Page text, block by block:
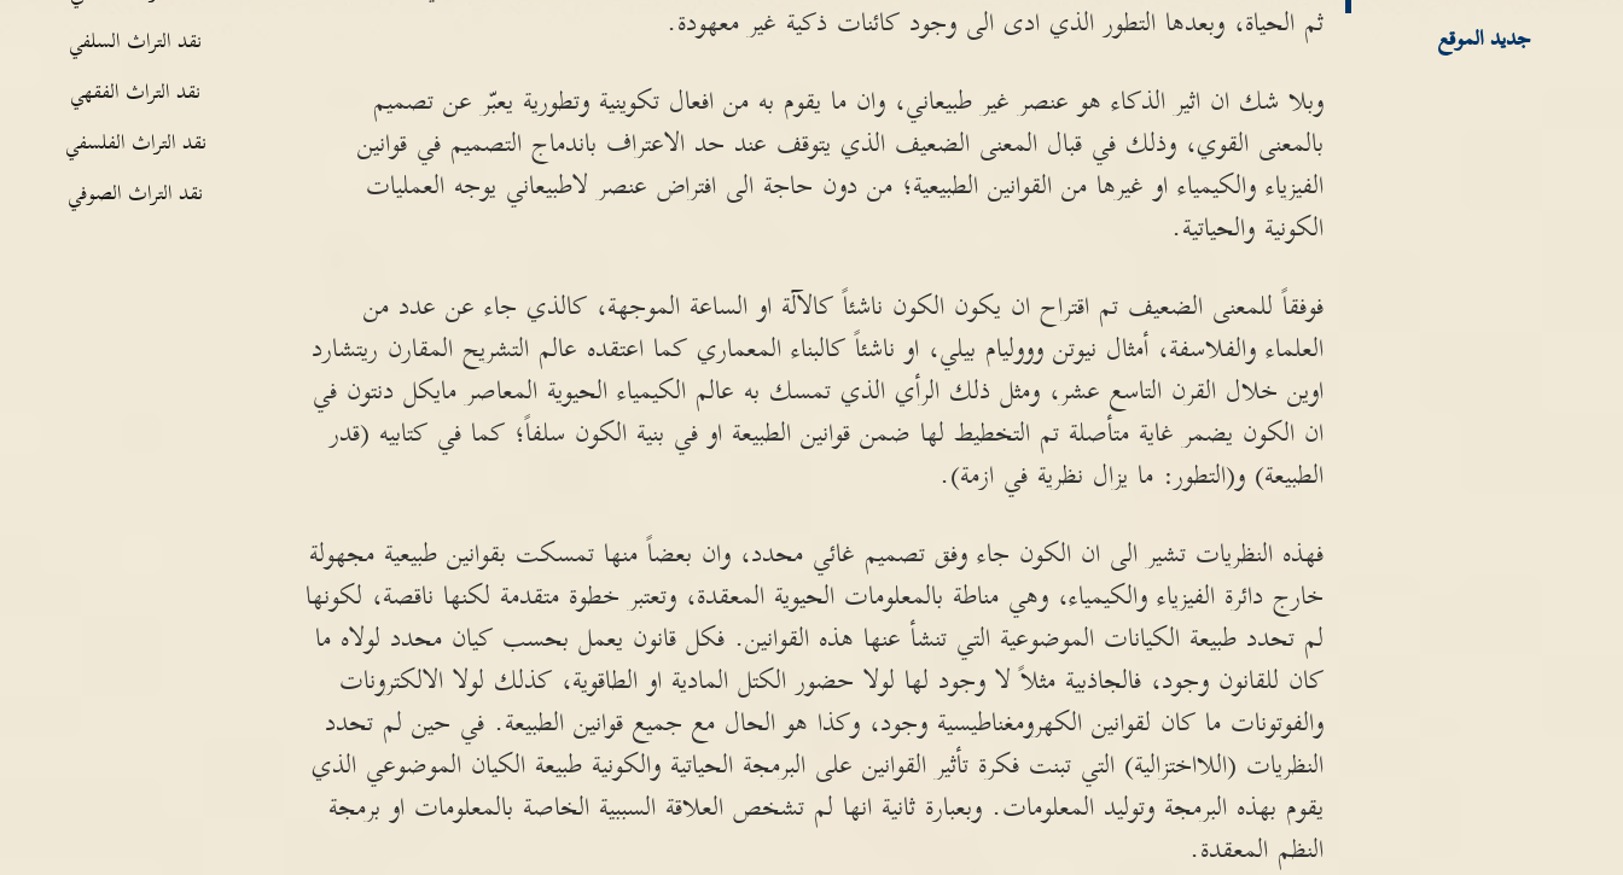
نقد التراث السلفي
نقد التراث الفقهي
نقد التراث الفلسفي
نقد التراث الصوفي
ثم الحياة، وبعدها التطور الذي ادى الى وجود كائنات ذكية غير معهودة.
وبلا شك ان اثير الذكاء هو عنصر غير طبيعاني، وان ما يقوم به من افعال تكوينية وتطورية يعبّر عن تصميم
بالمعنى القوي، وذلك في قبال المعنى الضعيف الذي يتوقف عند حد الاعتراف باندماج التصميم في قوانين
الفيزياء والكيمياء او غيرها من القوانين الطبيعية؛ من دون حاجة الى افتراض عنصر لاطبيعاني يوجه العمليات
الكونية والحياتية.
فوفقاً للمعنى الضعيف تم اقتراح ان يكون الكون ناشئاً كالآلة او الساعة الموجهة، كالذي جاء عن عدد من
العلماء والفلاسفة، أمثال نيوتن وووليام بيلي، او ناشئاً كالبناء المعماري كما اعتقده عالم التشريح المقارن ريتشارد
اوين خلال القرن التاسع عشر، ومثل ذلك الرأي الذي تمسك به عالم الكيمياء الحيوية المعاصر مايكل دنتون في
ان الكون يضمر غاية متأصلة تم التخطيط لها ضمن قوانين الطبيعة او في بنية الكون سلفاً؛ كما في كتابيه (قدر
الطبيعة) و(التطور: ما يزال نظرية في ازمة).
فهذه النظريات تشير الى ان الكون جاء وفق تصميم غائي محدد، وان بعضاً منها تمسكت بقوانين طبيعية مجهولة
خارج دائرة الفيزياء والكيمياء، وهي مناطة بالمعلومات الحيوية المعقدة، وتعتبر خطوة متقدمة لكنها ناقصة، لكونها
لم تحدد طبيعة الكيانات الموضوعية التي تنشأ عنها هذه القوانين. فكل قانون يعمل بحسب كيان محدد لولاه ما
كان للقانون وجود، فالجاذبية مثلاً لا وجود لها لولا حضور الكتل المادية او الطاقوية، كذلك لولا الالكترونات
والفوتونات ما كان لقوانين الكهرومغناطيسية وجود، وكذا هو الحال مع جميع قوانين الطبيعة. في حين لم تحدد
النظريات (اللااختزالية) التي تبنت فكرة تأثير القوانين على البرمجة الحياتية والكونية طبيعة الكيان الموضوعي الذي
يقوم بهذه البرمجة وتوليد المعلومات. وبعبارة ثانية انها لم تشخص العلاقة السببية الخاصة بالمعلومات او برمجة
النظم المعقدة.
جديد الموقع